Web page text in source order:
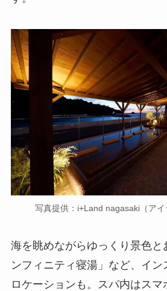
写真提供：i+Land nagasaki（アイ
海を眺めながらゆっくり景色と
ンフィニティ寝湯」など、イ
ロケーションも。スパ内はス